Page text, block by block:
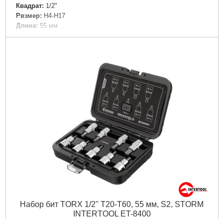
Квадрат: 1/2"
Рвзмер: H4-H17
Дли­на: 55 мм
Вес: 1,106 кг
Подробнее...
Набор бит TORX 1/2" T20-T60, 55 мм, S2, STORM
INTERTOOL ET-8400